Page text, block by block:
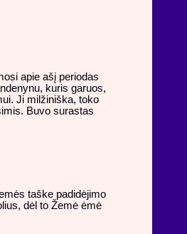
apie ašį periodas
kuris garuos,
Ji milžiniška, toko
Buvo surastas
taške padidėjimo
dėl to Žemė ėmė